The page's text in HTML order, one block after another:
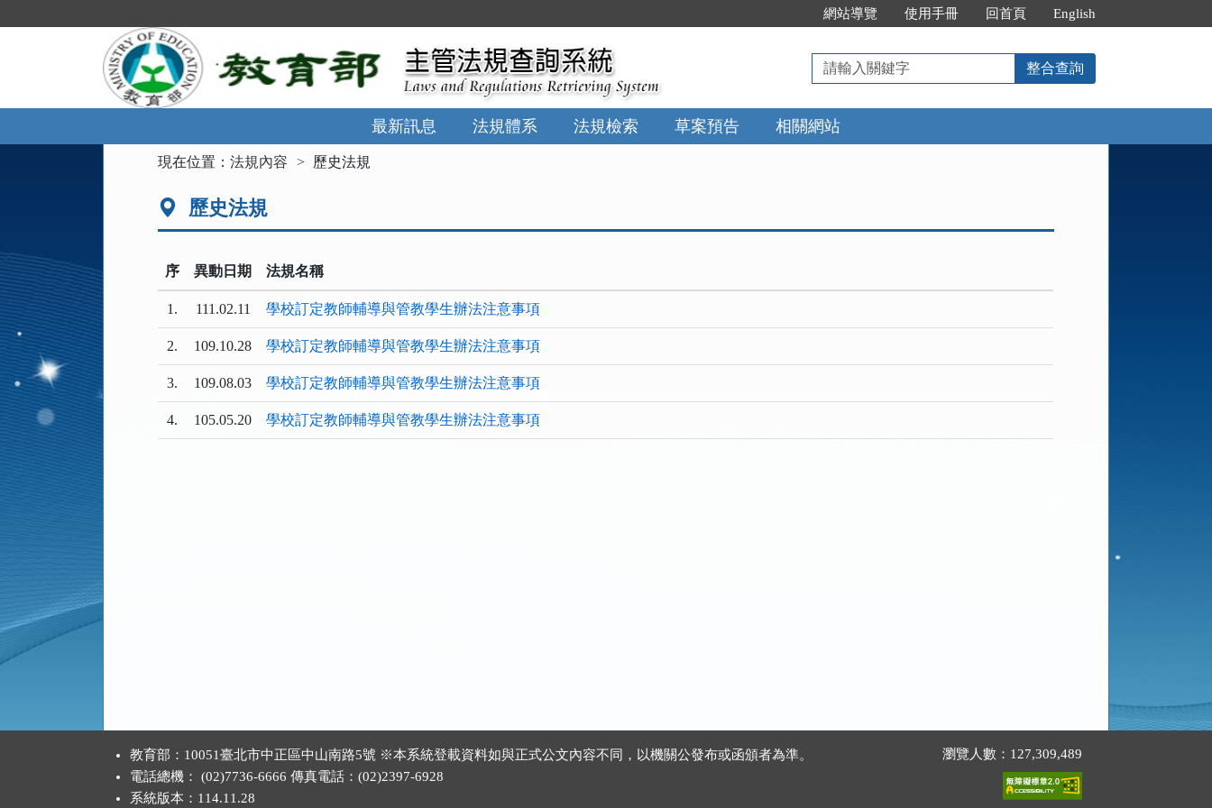
到
網站導覽 使用手冊 回首頁 English
請
輸
入
關
鍵
整合查詢
最新訊息 法規體系 法規檢索 草案預告 相關網站
現在位置：法規內容 歷史法規
歷史法規
序 異動日期 法規名稱
1. 111.02.11 學校訂定教師輔導與管教學生辦法注意事項
2. 109.10.28 學校訂定教師輔導與管教學生辦法注意事項
3. 109.08.03 學校訂定教師輔導與管教學生辦法注意事項
4. 105.05.20 學校訂定教師輔導與管教學生辦法注意事項
教育部：10051臺北市中正區中山南路5號 ※本系統登載資料如與正式公文內容不同，以機關公發布或函頒者為準。
電話總機： (02)7736-6666 傳真電話：(02)2397-6928
系統版本： 114.11.28
瀏覽人數：127,309,489